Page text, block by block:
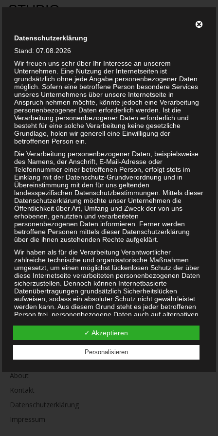
ARCHIVE
Beispiel-Seite
Adresse
StudioMM
Am Hang 3
88239 Wangen im Allgäu
+ 49 170 1183940
info@studiomm.de
Montag – Freitag: 9–18 Uhr
Termine nach Vereinbarung
About
Kontakt
Datenschutzerklärung
Impressum
Datenschutzerklärung
Stand: 07.08.2026
Wir freuen uns sehr über Ihr Interesse an unserem
Unternehmen. Eine Nutzung der Internetseiten ist
grundsätzlich ohne jede Angabe personenbezogener Daten
möglich. Sofern eine betroffene Person besondere Services
unseres Unternehmens über unsere Internetseite in
Anspruch nehmen möchte, könnte jedoch eine Verarbeitung
personenbezogener Daten erforderlich werden. Ist die
Verarbeitung personenbezogener Daten erforderlich und
besteht für eine solche Verarbeitung keine gesetzliche
Grundlage, holen wir generell eine Einwilligung der
betroffenen Person ein.
Die Verarbeitung personenbezogener Daten, beispielsweise
des Namens, der Anschrift, E-Mail-Adresse oder
Telefonnummer einer betroffenen Person, erfolgt stets im
Einklang mit der Datenschutz-Grundverordnung und in
Übereinstimmung mit den für uns geltenden
landesspezifischen Datenschutzbestimmungen. Mittels dieser
Datenschutzerklärung möchte unser Unternehmen die
Öffentlichkeit über Art, Umfang und Zweck der von uns
erhobenen, genutzten und verarbeiteten
personenbezogenen Daten informieren. Ferner werden
betroffene Personen mittels dieser Datenschutzerklärung
über die ihnen zustehenden Rechte aufgeklärt.
Wir haben als für die Verarbeitung Verantwortlicher
zahlreiche technische und organisatorische Maßnahmen
umgesetzt, um einen möglichst lückenlosen Schutz der über
diese Internetseite verarbeiteten personenbezogenen Daten
sicherzustellen. Dennoch können Internetbasierte
Datenübertragungen grundsätzlich Sicherheitslücken
aufweisen, sodass ein absoluter Schutz nicht gewährleistet
werden kann. Aus diesem Grund steht es jeder betroffenen
Person frei, personenbezogene Daten auch auf alternativen
Begriffsbestimmungen
Die Datenschutzerklärung beruht auf den Begrifflichkeiten,
die durch den Europäischen Richtlinien- und
Datenschutzerklärung soll sowohl für die Öffentlichkeit als
auch für unsere Kunden und Geschäftspartner einfach lesbar
und verständlich sein. Um dies zu gewährleisten, möchten
wir vorab die verwendeten Begrifflichkeiten erläutern.
anderem die folgenden Begriffe:
✓ Akzeptieren
Personalisieren